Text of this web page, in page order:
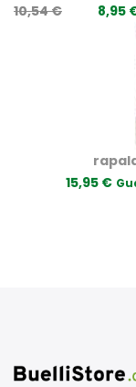
8,95
10,54 €
15,95 €